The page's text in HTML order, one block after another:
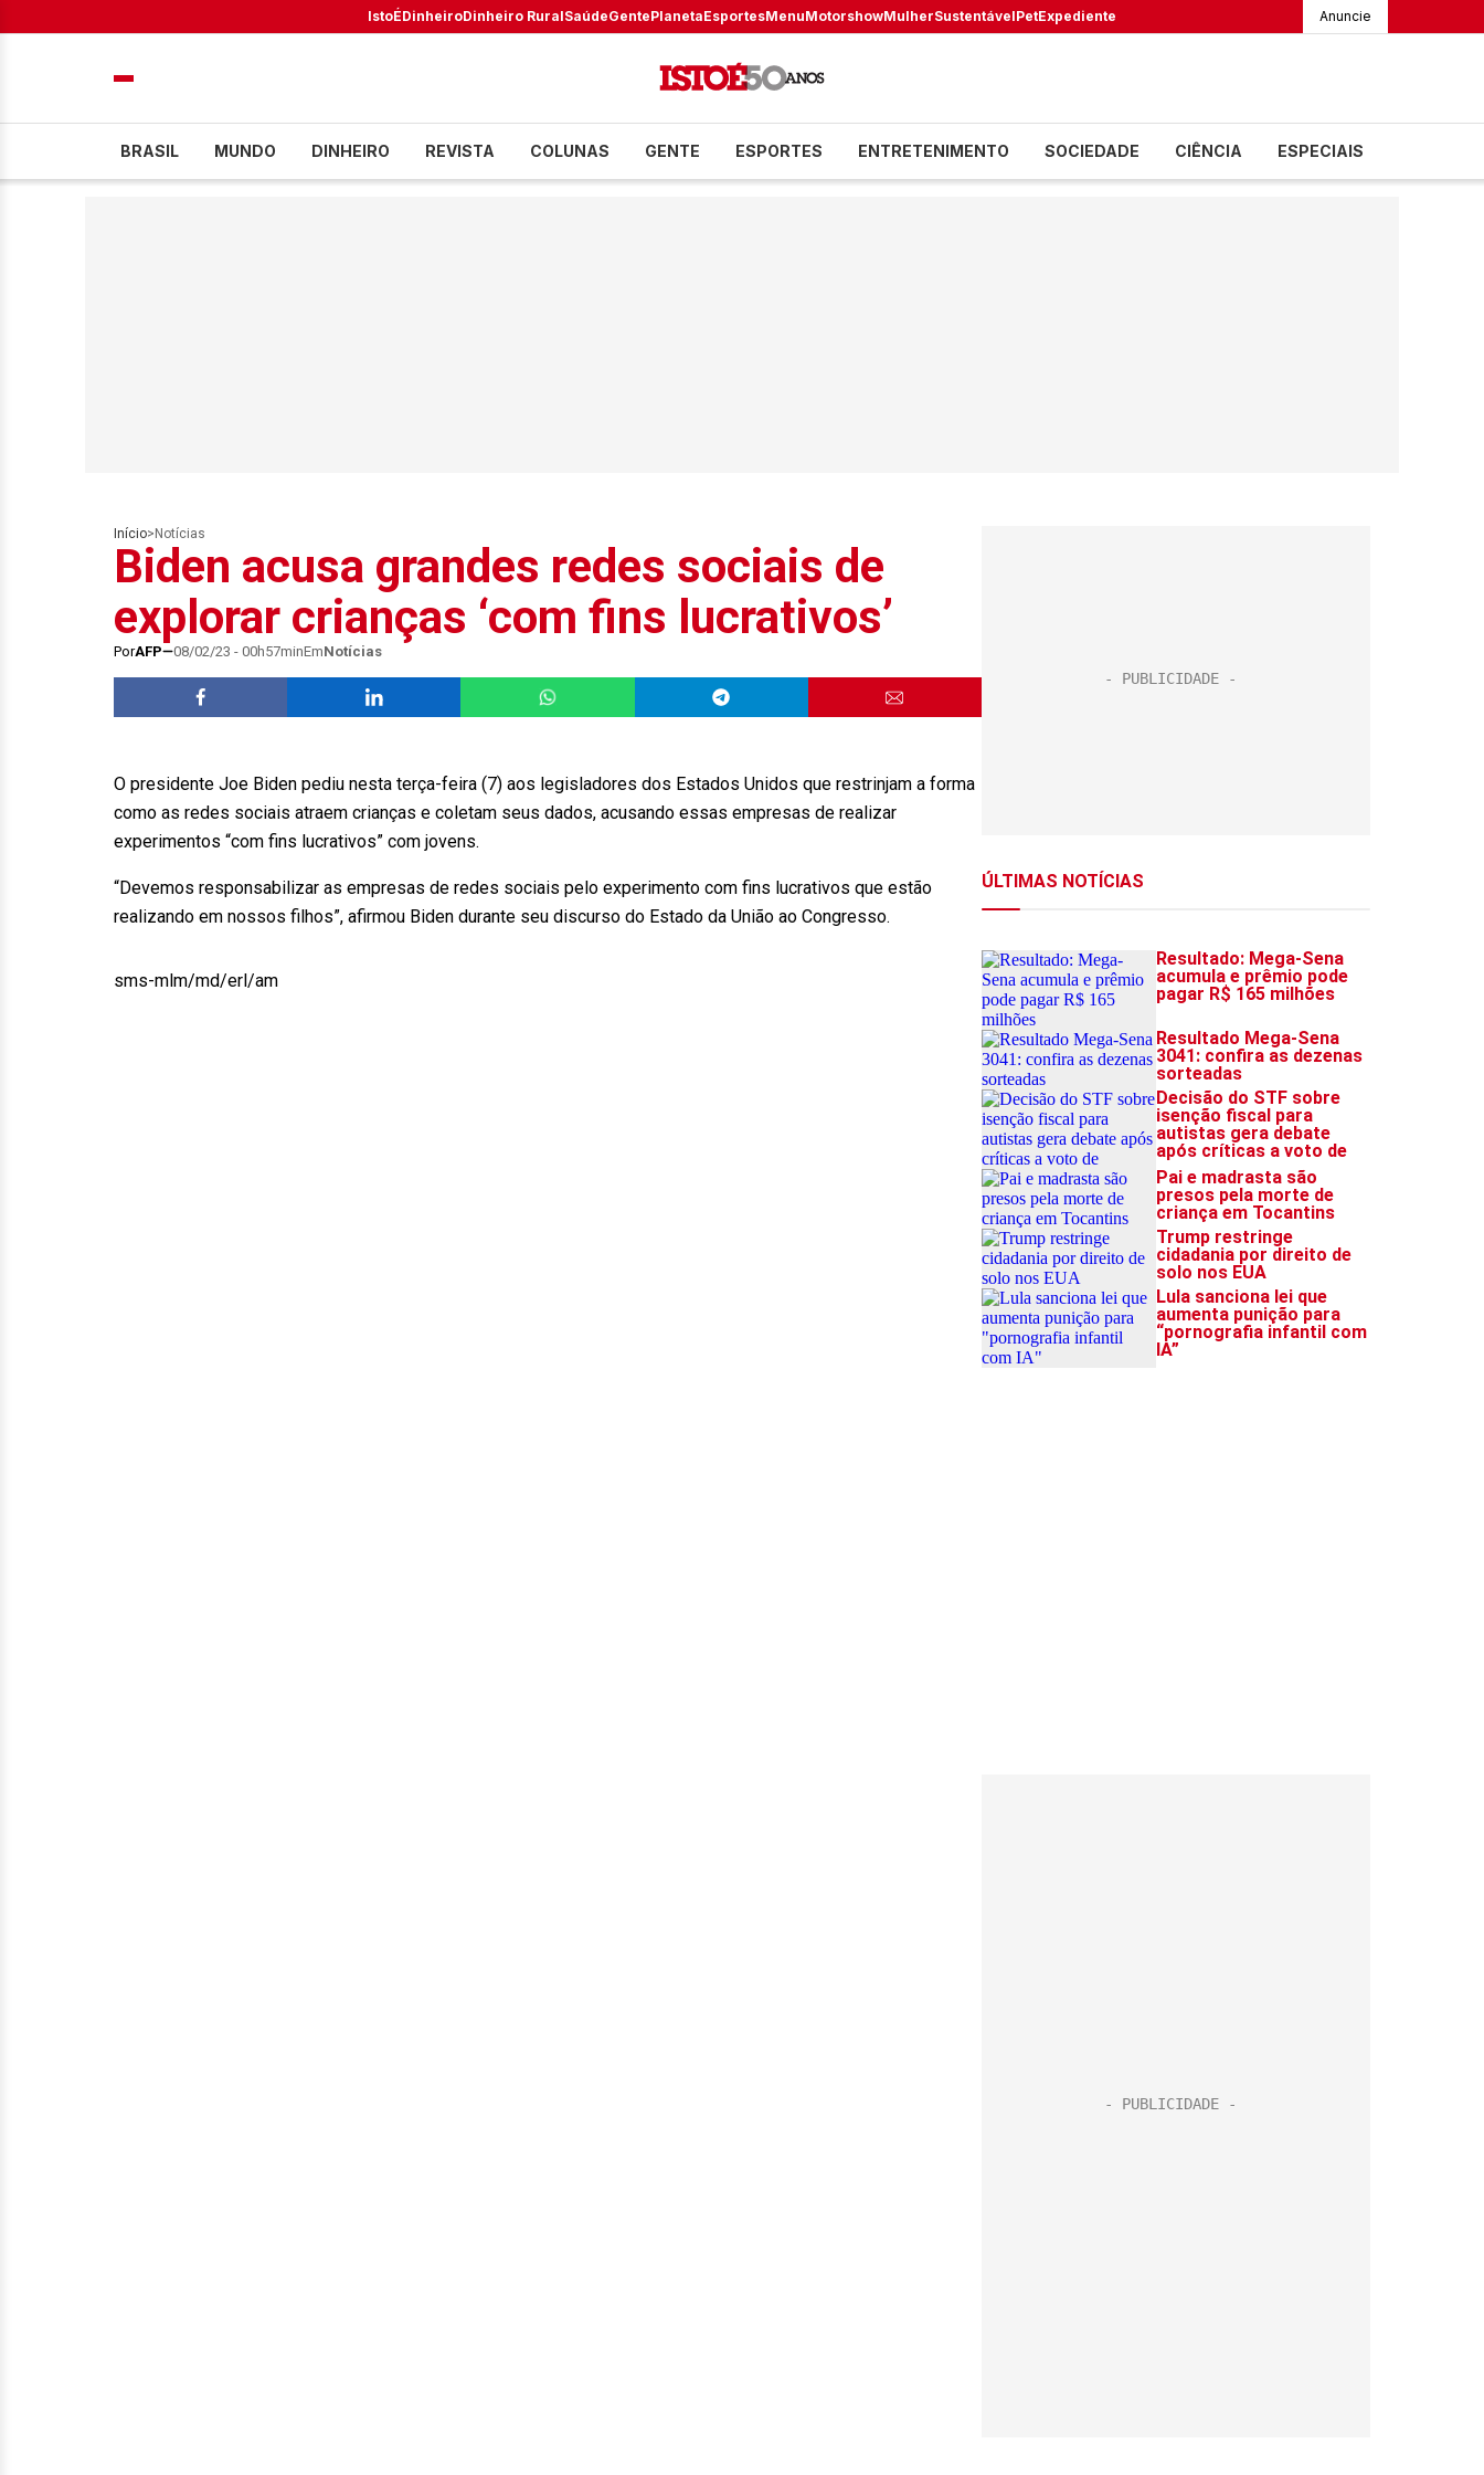
IstoÉDinheiroDinheiro RuralSaúdeGentePlanetaEsportesMenuMotorshowMulherSustentávelPetExpediente Anuncie
BRASIL MUNDO DINHEIRO REVISTA COLUNAS GENTE ESPORTES ENTRETENIMENTO SOCIEDADE CIÊNCIA ESPECIAIS
Início> Notícias
Biden acusa grandes redes sociais de
explorar crianças ‘com fins lucrativos’
PorAFP 08/02/23 - 00h57minEmNotícias
O presidente Joe Biden pediu nesta terça-feira (7) aos legisladores dos Estados Unidos que restrinjam a forma
como as redes sociais atraem crianças e coletam seus dados, acusando essas empresas de realizar
experimentos “com fins lucrativos” com jovens.
“Devemos responsabilizar as empresas de redes sociais pelo experimento com fins lucrativos que estão
realizando em nossos filhos”, afirmou Biden durante seu discurso do Estado da União ao Congresso.
sms-mlm/md/erl/am